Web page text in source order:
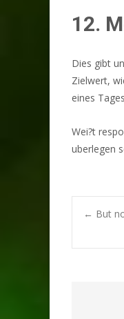
12.
Dies gibt
Zielwert,
eines
Wei?t
uberlegen
← But